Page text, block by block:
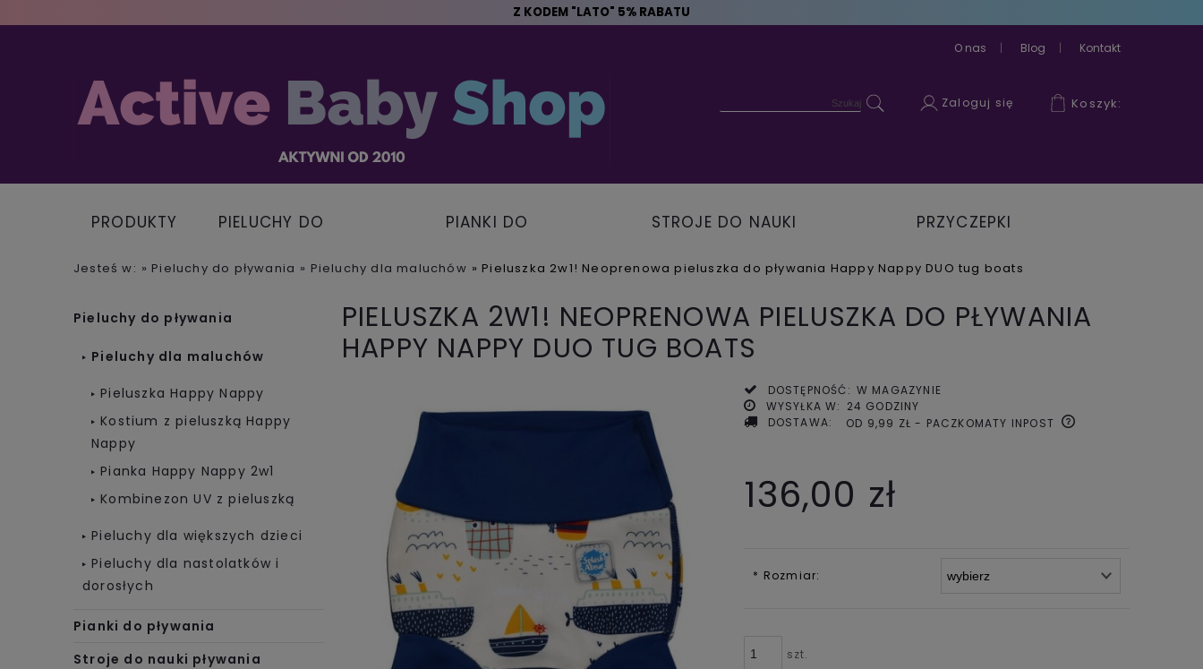
Z KODEM "LATO" 5% RABATU
O nas Blog Kontakt
Koszyk:
Zaloguj się
PRODUKTY
PIELUCHY DO
PIANKI DO
STROJE DO NAUKI
PRZYCZEPKI
Jesteś w: » Pieluchy do pływania » Pieluchy dla maluchów » Pieluszka 2w1! Neoprenowa pieluszka do pływania Happy Nappy DUO tug boats
Pieluchy do pływania
Pieluchy dla maluchów
Pieluszka Happy Nappy
Kostium z pieluszką Happy
Nappy
Pianka Happy Nappy 2w1
Kombinezon UV z pieluszką
Pieluchy dla większych dzieci
Pieluchy dla nastolatków i
dorosłych
Pianki do pływania
Stroje do nauki pływania
PIELUSZKA 2W1! NEOPRENOWA PIELUSZKA DO PŁYWANIA
HAPPY NAPPY DUO TUG BOATS
DOSTĘPNOŚĆ: W MAGAZYNIE
WYSYŁKA W: 24 GODZINY
DOSTAWA:
OD 9,99 ZŁ - PACZKOMATY INPOST
136,00 zł
* Rozmiar:
szt.